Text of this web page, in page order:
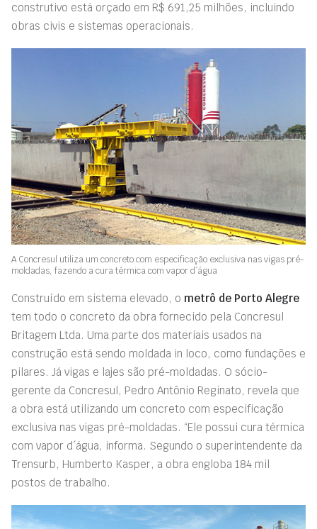
construtivo está orçado em R$ 691,25 milhões, incluindo
obras civis e sistemas operacionais.
A Concresul utiliza um concreto com especificação exclusiva nas vigas pré-
moldadas, fazendo a cura térmica com vapor d´água
Construído em sistema elevado, o metrô de Porto Alegre
tem todo o concreto da obra fornecido pela Concresul
Britagem Ltda. Uma parte dos materiais usados na
construção está sendo moldada in loco, como fundações e
pilares. Já vigas e lajes são pré-moldadas. O sócio-
gerente da Concresul, Pedro Antônio Reginato, revela que
a obra está utilizando um concreto com especificação
exclusiva nas vigas pré-moldadas. “Ele possui cura térmica
com vapor d´água, informa. Segundo o superintendente da
Trensurb, Humberto Kasper, a obra engloba 184 mil
postos de trabalho.